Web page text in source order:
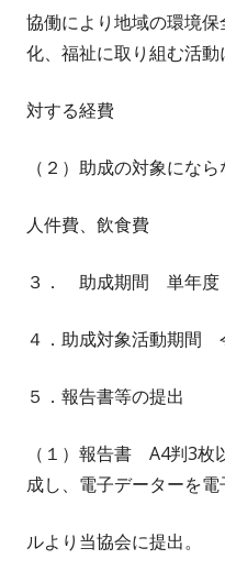
協働により地域の環境
化、福祉に取り組む活動
対する経費
（２）助成の対象にな
人件費、飲食費
３． 助成期間 単年度
４．助成対象活動期間
５．報告書等の提出
（１）報告書 A4判3枚
成し、電子データーを電
ルより当協会に提出。